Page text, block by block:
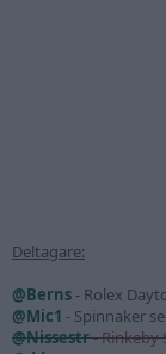
Deltagare:
@Berns - Rolex
@Mic1 - Spinnaker
@Nissestr- Rinkeby